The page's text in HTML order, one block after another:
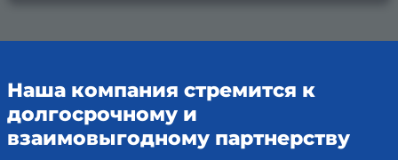
Наша компания стремится к
долгосрочному и
взаимовыгодному партнерству